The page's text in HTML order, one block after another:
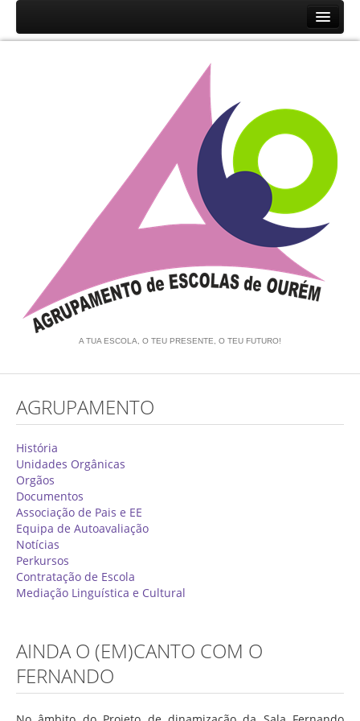
Unidades Orgânicas
Documentos
Associação de Pais e EE
Equipa de Autoavaliação
Notícias
Alunos
Oferta Formativa 2026/2027
Matrículas
Critérios Específicos de Avaliação
Ensino Profissionalizante
Horários
Educação Especial
Atividades do 1º Ciclo
Clubes & Projetos
Exames
A TUA ESCOLA, O TEU PRESENTE, O TEU FUTURO!
AGRUPAMENTO
História
Unidades Orgânicas
Orgãos
Documentos
Associação de Pais e EE
Equipa de Autoavaliação
Notícias
Perkursos
Contratação de Escola
Mediação Linguística e Cultural
AINDA O (EM)CANTO COM O
FERNANDO